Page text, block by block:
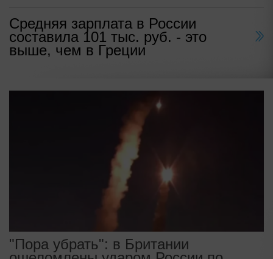
Средняя зарплата в России
составила 101 тыс. руб. - это
выше, чем в Греции
"Пора убрать": в Британии